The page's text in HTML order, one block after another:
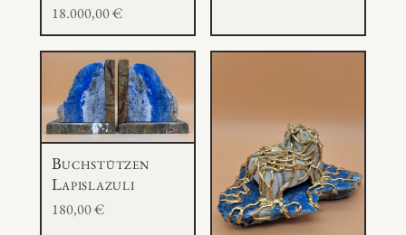
18.000,00€
Buchstützen
Lapislazuli
180,00€